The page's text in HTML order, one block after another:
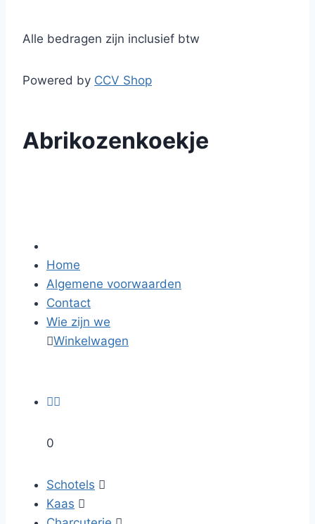
Alle bedragen zijn inclusief btw
Powered by CCV Shop
Abrikozenkoekje
Home
Algemene voorwaarden
Contact
Wie zijn we
Winkelwagen

0
Schotels 
Kaas 